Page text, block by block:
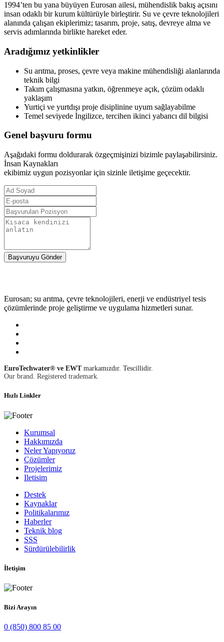
1994’ten bu yana büyüyen Eurosan ailesi, mühendislik bakış açısını
insan odaklı bir kurum kültürüyle birleştirir. Su ve çevre teknolojileri
alanında çalışan ekiplerimiz; tasarım, proje, satış, devreye alma ve
servis adımlarında birlikte hareket eder.
Aradığımız yetkinlikler
Su arıtma, proses, çevre veya makine mühendisliği alanlarında
teknik bilgi
Takım çalışmasına yatkın, öğrenmeye açık, çözüm odaklı
yaklaşım
Yurtiçi ve yurtdışı proje disiplinine uyum sağlayabilme
Temel seviyede İngilizce, tercihen ikinci yabancı dil bilgisi
Genel başvuru formu
Aşağıdaki formu doldurarak özgeçmişinizi bizimle paylaşabilirsiniz.
İnsan Kaynakları
ekibimiz uygun pozisyonlar için sizinle iletişime geçecektir.
Başvuruyu Gönder
Eurosan; su arıtma, çevre teknolojileri, enerji ve endüstriyel tesis
çözümlerinde proje geliştirme ve uygulama hizmetleri sunar.
EuroTechwater® ve EWT markamızdır. Tescillidir.
Our brand. Registered trademark.
Hızlı Linkler
Kurumsal
Hakkımızda
Neler Yapıyoruz
Çözümler
Projelerimiz
Iletisim
Destek
Kaynaklar
Politikalarımız
Haberler
Teknik blog
SSS
Sürdürülebilirlik
İletişim
Bizi Arayın
0 (850) 800 85 00